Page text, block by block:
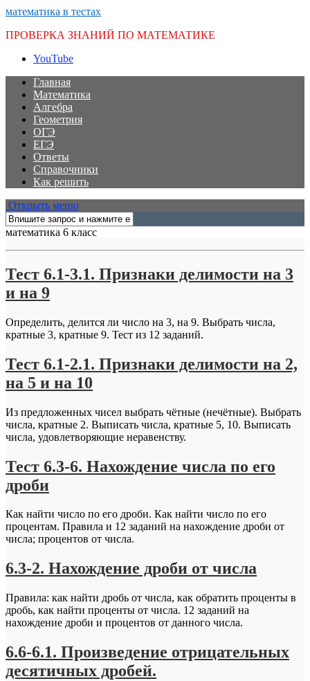
математика в тестах
ПРОВЕРКА ЗНАНИЙ ПО МАТЕМАТИКЕ
YouTube
Главная
Математика
Алгебра
Геометрия
ОГЭ
ЕГЭ
Ответы
Справочники
Как решить
Открыть меню
математика 6 класс
Тест 6.1-3.1. Признаки делимости на 3
и на 9
Определить, делится ли число на 3, на 9. Выбрать числа,
кратные 3, кратные 9. Тест из 12 заданий.
Тест 6.1-2.1. Признаки делимости на 2,
на 5 и на 10
Из предложенных чисел выбрать чётные (нечётные). Выбрать
числа, кратные 2. Выписать числа, кратные 5, 10. Выписать
числа, удовлетворяющие неравенству.
Тест 6.3-6. Нахождение числа по его
дроби
Как найти число по его дроби. Как найти число по его
процентам. Правила и 12 заданий на нахождение дроби от
числа; процентов от числа.
6.3-2. Нахождение дроби от числа
Правила: как найти дробь от числа, как обратить проценты в
дробь, как найти проценты от числа. 12 заданий на
нахождение дроби и процентов от данного числа.
6.6-6.1. Произведение отрицательных
десятичных дробей.